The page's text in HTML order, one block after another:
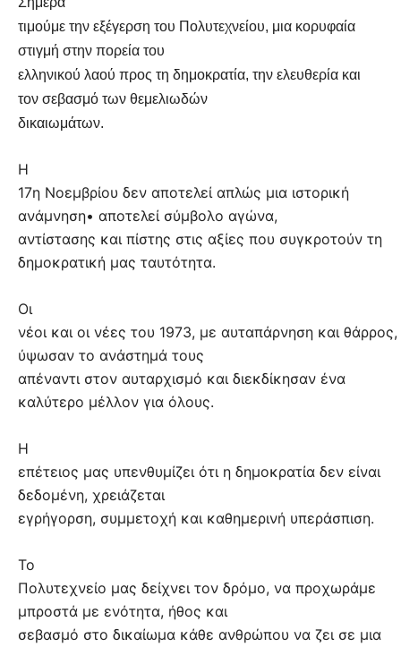
τιμούμε την εξέγερση του Πολυτεχνείου, μια κορυφαία
στιγμή στην πορεία του
ελληνικού λαού προς τη δημοκρατία, την ελευθερία και
τον σεβασμό των θεμελιωδών
δικαιωμάτων.
Η
17η Νοεμβρίου δεν αποτελεί απλώς μια ιστορική
ανάμνηση• αποτελεί σύμβολο αγώνα,
αντίστασης και πίστης στις αξίες που συγκροτούν τη
δημοκρατική μας ταυτότητα.
Οι
νέοι και οι νέες του 1973, με αυταπάρνηση και θάρρος,
ύψωσαν το ανάστημά τους
απέναντι στον αυταρχισμό και διεκδίκησαν ένα
καλύτερο μέλλον για όλους.
Η
επέτειος μας υπενθυμίζει ότι η δημοκρατία δεν είναι
δεδομένη, χρειάζεται
εγρήγορση, συμμετοχή και καθημερινή υπεράσπιση.
Το
Πολυτεχνείο μας δείχνει τον δρόμο, να προχωράμε
μπροστά με ενότητα, ήθος και
σεβασμό στο δικαίωμα κάθε ανθρώπου να ζει σε μια